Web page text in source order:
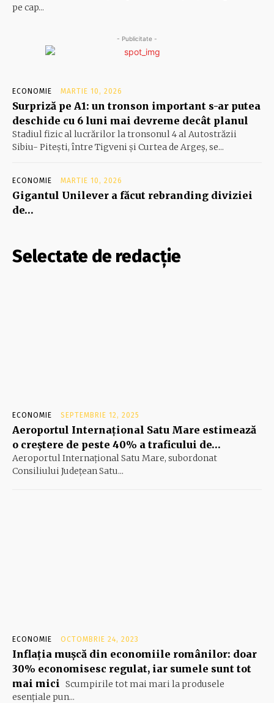
pe cap...
- Publicitate -
ECONOMIE MARTIE 10, 2026
Surpriză pe A1: un tronson important s-ar putea
deschide cu 6 luni mai devreme decât planul
Stadiul fizic al lucrărilor la tronsonul 4 al Autostrăzii
Sibiu- Piteşti, între Tigveni şi Curtea de Argeş, se...
ECONOMIE MARTIE 10, 2026
Gigantul Unilever a făcut rebranding diviziei
de…
Selectate de redacție
ECONOMIE SEPTEMBRIE 12, 2025
Aeroportul Internaţional Satu Mare estimează
o creştere de peste 40% a traficului de…
Aeroportul Internaţional Satu Mare, subordonat
Consiliului Judeţean Satu...
ECONOMIE OCTOMBRIE 24, 2023
Inflația mușcă din economiile românilor: doar
30% economisesc regulat, iar sumele sunt tot
mai mici Scumpirile tot mai mari la produsele
esențiale pun...